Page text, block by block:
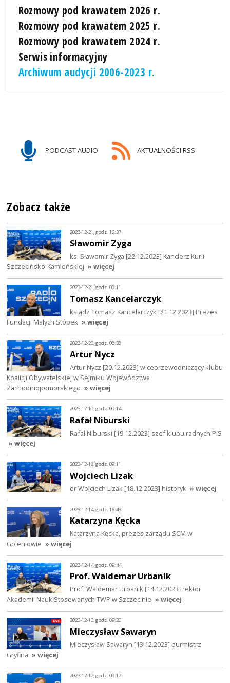
Rozmowy pod krawatem 2026 r.
Rozmowy pod krawatem 2025 r.
Rozmowy pod krawatem 2024 r.
Serwis informacyjny
Archiwum audycji 2006-2023 r.
PODCAST AUDIO AKTUALNOŚCI RSS
Zobacz także
2023-12-21, godz. 12:37
Sławomir Zyga
ks. Sławomir Zyga [22.12.2023] Kanclerz Kurii
Szczecińsko-Kamieńskiej » więcej
2023-12-21, godz. 08:11
Tomasz Kancelarczyk
ksiądz Tomasz Kancelarczyk [21.12.2023] Prezes
Fundacji Małych Stópek » więcej
2023-12-20, godz. 08:38
Artur Nycz
Artur Nycz [20.12.2023] wiceprzewodniczący klubu
Koalicji Obywatelskiej w Sejmiku Województwa
Zachodniopomorskiego » więcej
2023-12-19, godz. 09:14
Rafał Niburski
Rafał Niburski [19.12.2023] szef klubu radnych PiS
» więcej
2023-12-18, godz. 09:11
Wojciech Lizak
dr Wojciech Lizak [18.12.2023] historyk » więcej
2023-12-14, godz. 16:43
Katarzyna Kęcka
Katarzyna Kęcka, prezes zarządu SCM w
Goleniowie » więcej
2023-12-14, godz. 09:44
Prof. Waldemar Urbanik
Prof. Waldemar Urbanik [14.12.2023] rektor
Akademii Nauk Stosowanych TWP w Szczecinie » więcej
2023-12-13, godz. 09:20
Mieczysław Sawaryn
Mieczysław Sawaryn [13.12.2023] burmistrz
Gryfina » więcej
2023-12-12, godz. 09:12